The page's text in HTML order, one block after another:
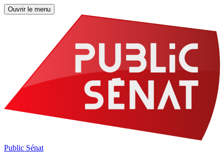
Ouvrir le menu
Public Sénat